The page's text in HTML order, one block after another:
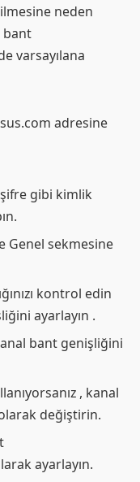
neden
bant
varsayılana
adresine
şifre gibi kimlik
Genel sekmesine
kontrol edin
ayarlayın .
bant genişliğini
, kanal
değiştirin.
ayarlayın.